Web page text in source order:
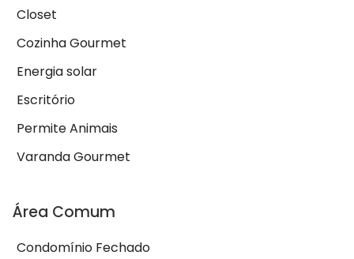
Closet
Cozinha Gourmet
Energia solar
Escritório
Permite Animais
Varanda Gourmet
Área Comum
Condomínio Fechado